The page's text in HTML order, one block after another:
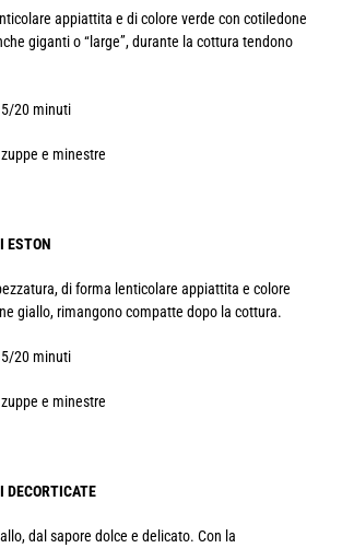
appiattita e di colore verde con cotiledone
giganti o “large”, durante la cottura tendono
20 minuti
e minestre
ESTON
di forma lenticolare appiattita e colore
giallo, rimangono compatte dopo la cottura.
20 minuti
e minestre
DECORTICATE
dal sapore dolce e delicato. Con la